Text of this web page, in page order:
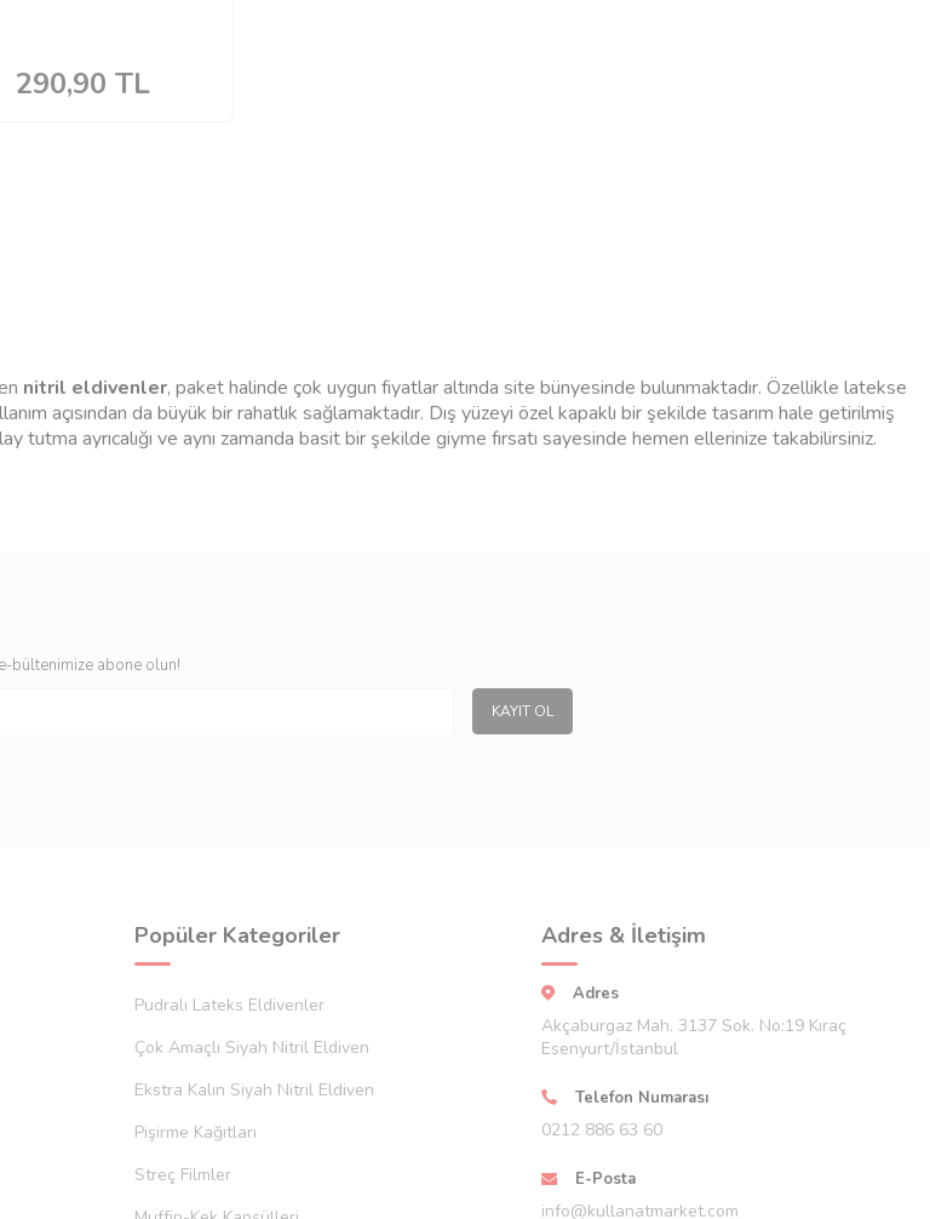
290,90 TL
nitril eldivenler, paket halinde çok uygun fiyatlar altında site bünyesinde bulunmaktadır. Özellikle latekse
açısından da büyük bir rahatlık sağlamaktadır. Dış yüzeyi özel kapaklı bir şekilde tasarım hale getirilmiş
tutma ayrıcalığı ve aynı zamanda basit bir şekilde giyme fırsatı sayesinde hemen ellerinize takabilirsiniz.
sizlere sunulmuş durumdadır. Bu kapsamda arzu ettiğiniz tüm farklı seçenekler
ve yüzeylerde kullanarak güçlü tutma özelliği sayesinde tüm işlerinizi rahat bir şekilde
bültenimize abone olun!
KAYIT OL
Popüler Kategoriler
Pudralı Lateks Eldivenler
Çok Amaçlı Siyah Nitril Eldiven
Ekstra Kalın Siyah Nitril Eldiven
Pişirme Kağıtları
Streç Filmler
Adres & İletişim
Adres
Akçaburgaz Mah. 3137 Sok. No:19 Kıraç
Esenyurt/İstanbul
Telefon Numarası
0212 886 63 60
E-Posta
info@kullanatmarket.com